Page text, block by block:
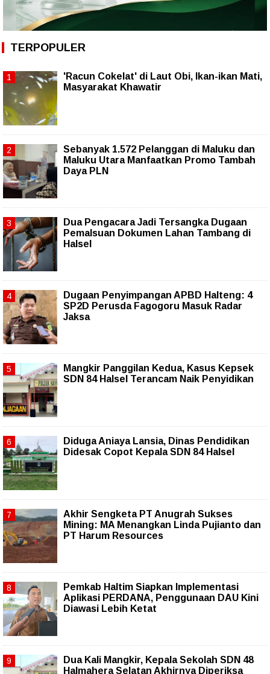
TERPOPULER
'Racun Cokelat' di Laut Obi, Ikan-ikan Mati,
Masyarakat Khawatir
Sebanyak 1.572 Pelanggan di Maluku dan
Maluku Utara Manfaatkan Promo Tambah
Daya PLN
Dua Pengacara Jadi Tersangka Dugaan
Pemalsuan Dokumen Lahan Tambang di
Halsel
Dugaan Penyimpangan APBD Halteng: 4
SP2D Perusda Fagogoru Masuk Radar
Jaksa
Mangkir Panggilan Kedua, Kasus Kepsek
SDN 84 Halsel Terancam Naik Penyidikan
Diduga Aniaya Lansia, Dinas Pendidikan
Didesak Copot Kepala SDN 84 Halsel
Akhir Sengketa PT Anugrah Sukses
Mining: MA Menangkan Linda Pujianto dan
PT Harum Resources
Pemkab Haltim Siapkan Implementasi
Aplikasi PERDANA, Penggunaan DAU Kini
Diawasi Lebih Ketat
Dua Kali Mangkir, Kepala Sekolah SDN 48
Halmahera Selatan Akhirnya Diperiksa